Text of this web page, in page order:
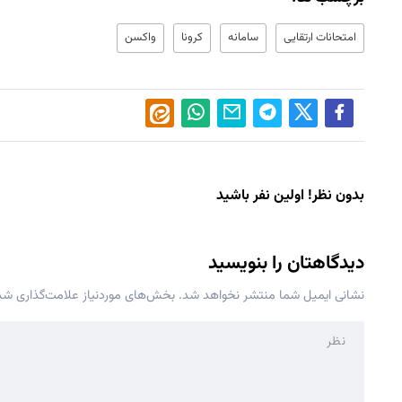
امتحانات ارتقایی سامانه کرونا واکسن
بدون نظر! اولین نفر باشید
دیدگاهتان را بنویسید
نشانی ایمیل شما منتشر نخواهد شد. بخش‌های موردنیاز علامت‌گذاری